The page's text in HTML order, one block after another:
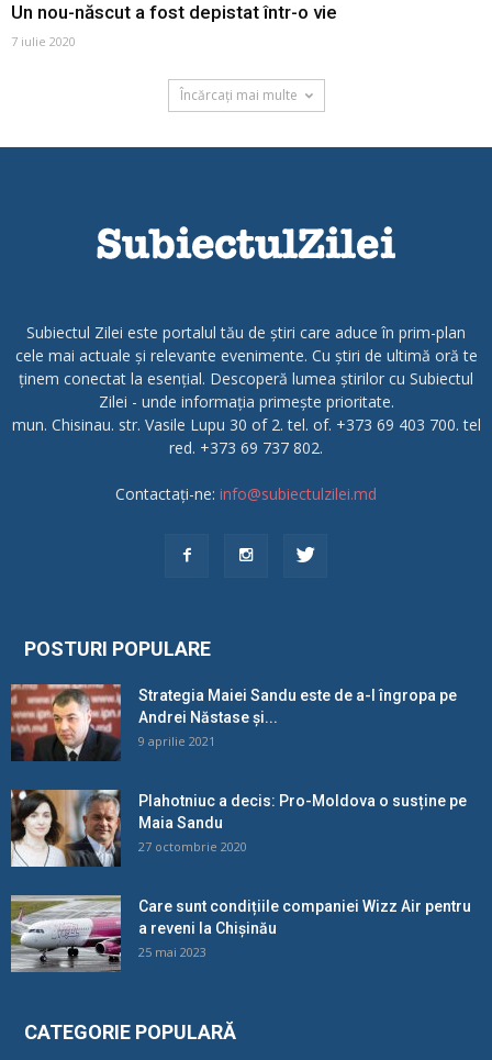
Un nou-născut a fost depistat într-o vie
7 iulie 2020
Încărcați mai multe
Subiectul Zilei este portalul tău de știri care aduce în prim-plan
cele mai actuale și relevante evenimente. Cu știri de ultimă oră te
ținem conectat la esențial. Descoperă lumea știrilor cu Subiectul
Zilei - unde informația primește prioritate.
mun. Chisinau. str. Vasile Lupu 30 of 2. tel. of. +373 69 403 700. tel
red. +373 69 737 802.
Contactați-ne: info@subiectulzilei.md
POSTURI POPULARE
Strategia Maiei Sandu este de a-l îngropa pe
Andrei Năstase și...
9 aprilie 2021
Plahotniuc a decis: Pro-Moldova o susține pe
Maia Sandu
27 octombrie 2020
Care sunt condițiile companiei Wizz Air pentru
a reveni la Chișinău
25 mai 2023
CATEGORIE POPULARĂ